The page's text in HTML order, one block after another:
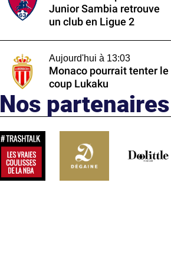
Junior Sambia retrouve
un club en Ligue 2
Aujourd'hui à 13:03
Monaco pourrait tenter le
coup Lukaku
Nos partenaires